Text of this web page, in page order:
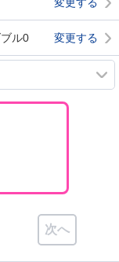
ル0 変更する
次へ